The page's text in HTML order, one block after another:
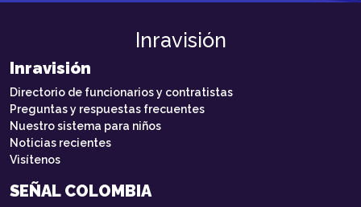
Inravisión
Inravisión
Directorio de funcionarios y contratistas
Preguntas y respuestas frecuentes
Nuestro sistema para niños
Noticias recientes
Visítenos
SEÑAL COLOMBIA